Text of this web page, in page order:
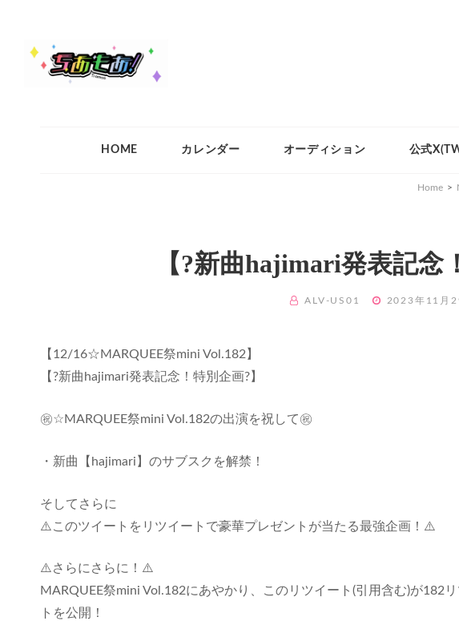
ちあもあ
ちあもあ
HOME カレンダー オーディション 公式
Home >
【?新曲hajimari発表記念
BY ALV-US01
POSTED
2023年11月
【12/16☆MARQUEE祭mini Vol.182】
【?新曲hajimari発表記念！特別企画?】
㊗️☆MARQUEE祭mini Vol.182の出演を祝して㊗️
・新曲【hajimari】のサブスクを解禁！
そしてさらに
⚠️このツイートをリツイートで豪華プレゼントが当たる最強企画！⚠️
⚠️さらにさらに！⚠️
MARQUEE祭mini Vol.182にあやかり、このリツイート(引用含む)が182
トを公開！